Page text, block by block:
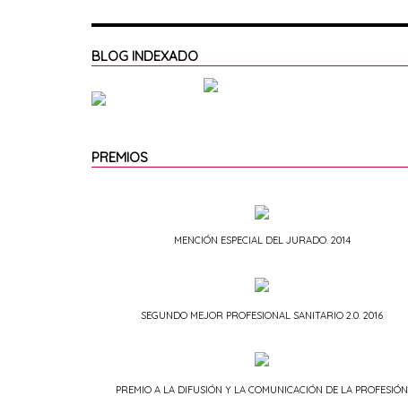
BLOG INDEXADO
PREMIOS
MENCIÓN ESPECIAL DEL JURADO. 2014
SEGUNDO MEJOR PROFESIONAL SANITARIO 2.0. 2016
PREMIO A LA DIFUSIÓN Y LA COMUNICACIÓN DE LA PROFESIÓN